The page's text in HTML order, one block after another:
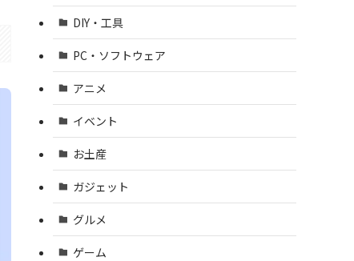
DIY・工具
PC・ソフトウェア
アニメ
イベント
お土産
ガジェット
グルメ
ゲーム